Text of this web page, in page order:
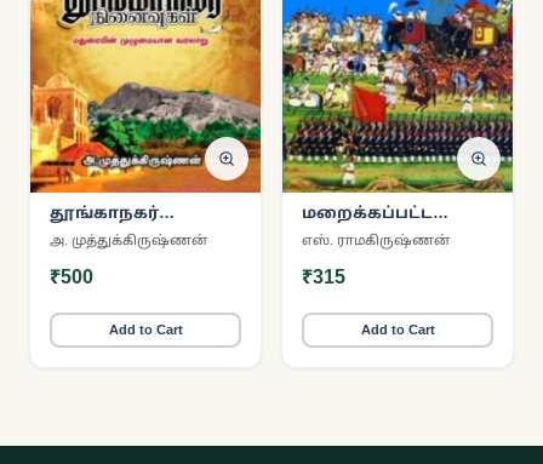
தூங்காநகர்
நினைவுகள்
அ. முத்துக்கிருஷ்ணன்
₹500
Add to Cart
மறைக்கப்பட்ட
இந்தியா
எஸ். ராமகிருஷ்ணன்
₹315
Add to Cart